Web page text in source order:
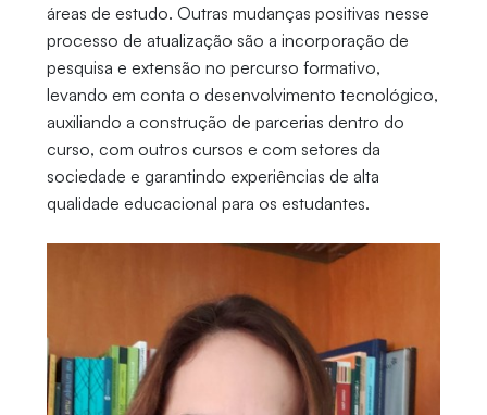
áreas de estudo. Outras mudanças positivas nesse
processo de atualização são a incorporação de
pesquisa e extensão no percurso formativo,
levando em conta o desenvolvimento tecnológico,
auxiliando a construção de parcerias dentro do
curso, com outros cursos e com setores da
sociedade e garantindo experiências de alta
qualidade educacional para os estudantes.